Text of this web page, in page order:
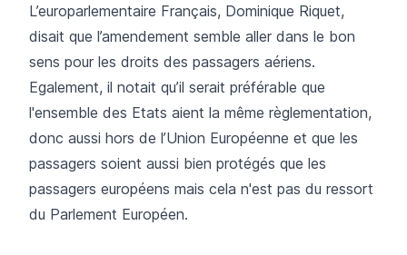
L’europarlementaire Français, Dominique Riquet,
disait que l’amendement semble aller dans le bon
sens pour les droits des passagers aériens.
Egalement, il notait qu’il serait préférable que
l'ensemble des Etats aient la même règlementation,
donc aussi hors de l’Union Européenne et que les
passagers soient aussi bien protégés que les
passagers européens mais cela n'est pas du ressort
du Parlement Européen.